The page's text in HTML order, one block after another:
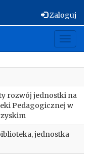
Zaloguj
Toggle
rozwój jednostki na
Pedagogicznej w
jednostka